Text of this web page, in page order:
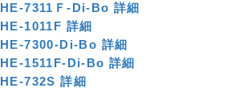
HE-7311Ｆ-Di-Bo 詳細
HE-1011F 詳細
HE-7300-Di-Bo 詳細
HE-1511F-Di-Bo 詳細
HE-732S 詳細